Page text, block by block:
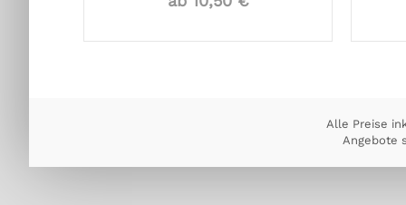
Alle Preise
Angebote